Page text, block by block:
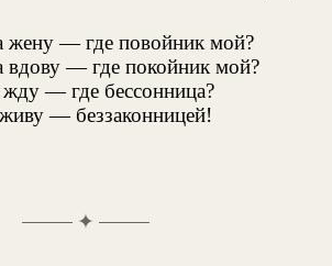
жену — где повойник мой?
вдову — где покойник мой?
— где бессонница?
— беззаконницей!
✦